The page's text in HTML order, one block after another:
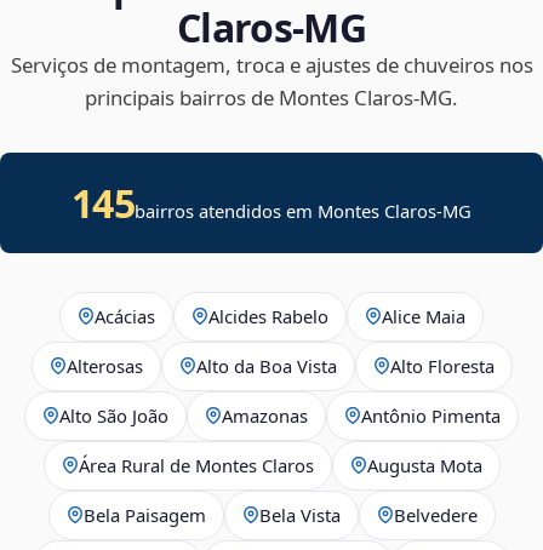
Claros‑MG
Serviços de montagem, troca e ajustes de chuveiros nos
principais bairros de Montes Claros‑MG.
145bairros atendidos em Montes Claros-MG
Acácias Alcides Rabelo Alice Maia
Alterosas Alto da Boa Vista Alto Floresta
Alto São João Amazonas Antônio Pimenta
Área Rural de Montes Claros Augusta Mota
Bela Paisagem Bela Vista Belvedere